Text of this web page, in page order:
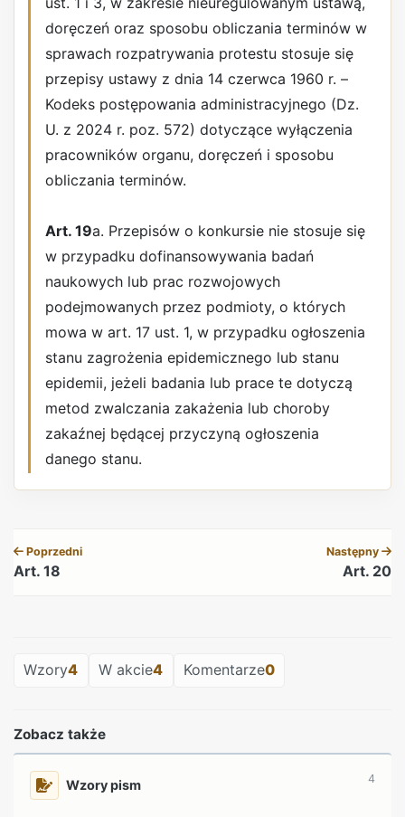
doręczeń oraz sposobu obliczania terminów w
sprawach rozpatrywania protestu stosuje się
przepisy ustawy z dnia 14 czerwca 1960 r. –
Kodeks postępowania administracyjnego (Dz.
U. z 2024 r. poz. 572) dotyczące wyłączenia
pracowników organu, doręczeń i sposobu
obliczania terminów.
Art. 19a. Przepisów o konkursie nie stosuje się
w przypadku dofinansowywania badań
naukowych lub prac rozwojowych
podejmowanych przez podmioty, o których
mowa w art. 17 ust. 1, w przypadku ogłoszenia
stanu zagrożenia epidemicznego lub stanu
epidemii, jeżeli badania lub prace te dotyczą
metod zwalczania zakażenia lub choroby
zakaźnej będącej przyczyną ogłoszenia
danego stanu.
Poprzedni
Art. 18
Następny
Art. 20
Wzory4 W akcie4 Komentarze0
Zobacz także
Wzory pism 4